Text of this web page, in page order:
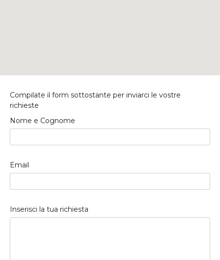
Compilate il form sottostante per inviarci le vostre
richieste
Nome e Cognome
Email
Inserisci la tua richiesta